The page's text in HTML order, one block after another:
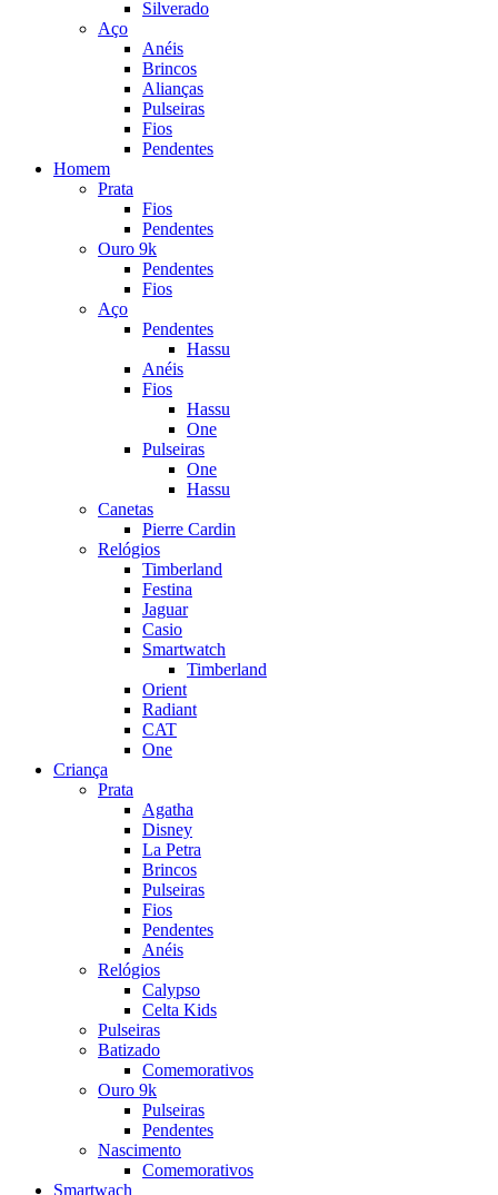
Silverado
Aço
Anéis
Brincos
Alianças
Pulseiras
Fios
Pendentes
Homem
Prata
Fios
Pendentes
Ouro 9k
Pendentes
Fios
Aço
Pendentes
Hassu
Anéis
Fios
Hassu
One
Pulseiras
One
Hassu
Canetas
Pierre Cardin
Relógios
Timberland
Festina
Jaguar
Casio
Smartwatch
Timberland
Orient
Radiant
CAT
One
Criança
Prata
Agatha
Disney
La Petra
Brincos
Pulseiras
Fios
Pendentes
Anéis
Relógios
Calypso
Celta Kids
Pulseiras
Batizado
Comemorativos
Ouro 9k
Pulseiras
Pendentes
Nascimento
Comemorativos
Smartwach